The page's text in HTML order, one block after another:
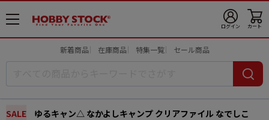
メ
ニ
ログイン カート
新着商品 在庫商品 特集一覧 セール商品
SALE ゆるキャン△ なかよしキャンプ クリアファイル なでしこ